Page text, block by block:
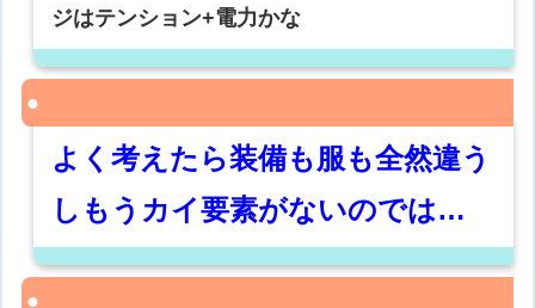
ジはテンション+電力かな
よく考えたら装備も服も全然違う
しもうカイ要素がないのでは…